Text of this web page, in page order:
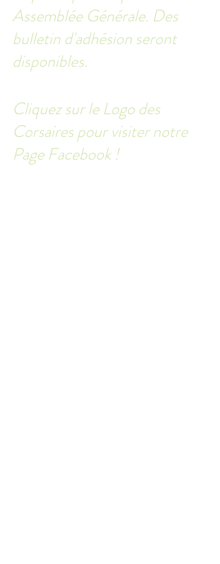
Assemblée Générale. Des
bulletin d'adhésion seront
disponibles.
Cliquez sur le Logo des
Corsaires pour visiter notre
Page Facebook !